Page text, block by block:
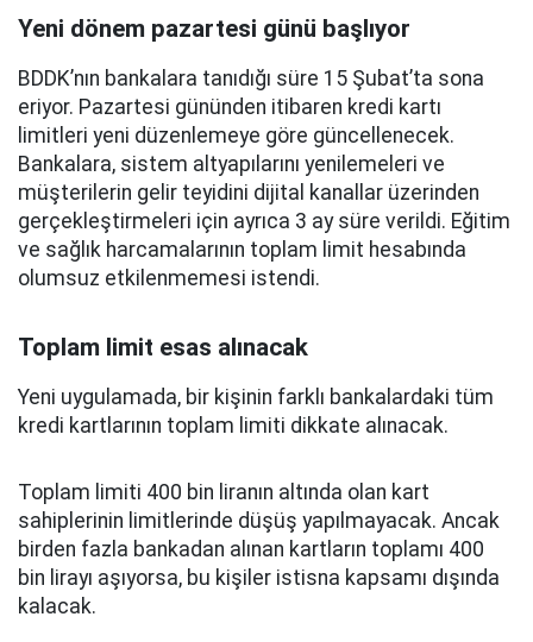
Yeni dönem pazartesi günü başlıyor
BDDK’nın bankalara tanıdığı süre 15 Şubat’ta sona
eriyor. Pazartesi gününden itibaren kredi kartı
limitleri yeni düzenlemeye göre güncellenecek.
Bankalara, sistem altyapılarını yenilemeleri ve
müşterilerin gelir teyidini dijital kanallar üzerinden
gerçekleştirmeleri için ayrıca 3 ay süre verildi. Eğitim
ve sağlık harcamalarının toplam limit hesabında
olumsuz etkilenmemesi istendi.
Toplam limit esas alınacak
Yeni uygulamada, bir kişinin farklı bankalardaki tüm
kredi kartlarının toplam limiti dikkate alınacak.
Toplam limiti 400 bin liranın altında olan kart
sahiplerinin limitlerinde düşüş yapılmayacak. Ancak
birden fazla bankadan alınan kartların toplamı 400
bin lirayı aşıyorsa, bu kişiler istisna kapsamı dışında
kalacak.